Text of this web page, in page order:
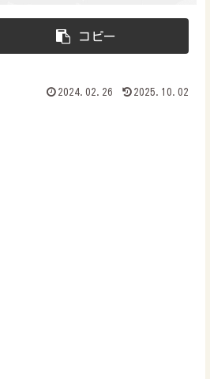
コピー
2024.02.26 2025.10.02